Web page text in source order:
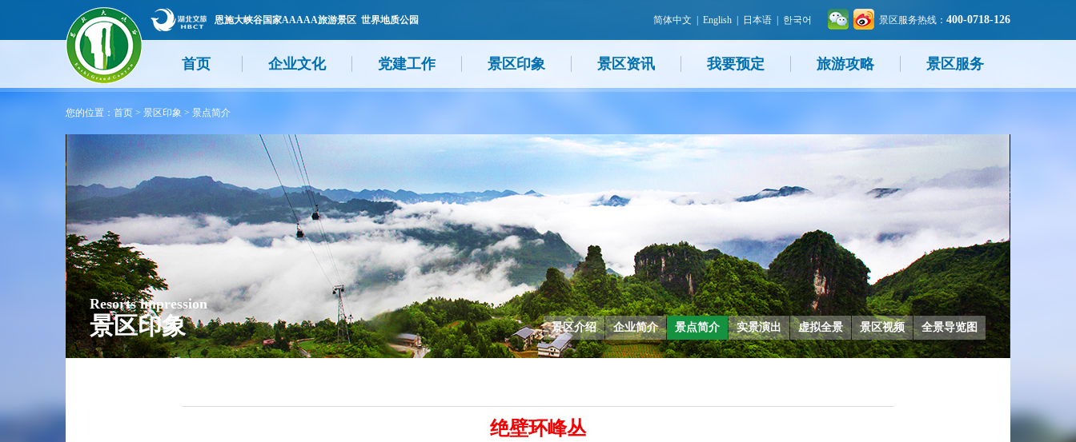
恩施大峡谷国家AAAAA旅游景区 世界地质公园 景区服务热线： 400-0718-126
简体中文 English 日本语 한국어
首页 企业文化 党建工作 景区印象 景区资讯 我要预定 旅游攻略 景区服务
您的位置： 首页 > 景区印象 > 景点简介
Resorts impression
景区印象 景区介绍 企业简介 景点简介 实景演出 虚拟全景 景区视频 全景导览图
绝壁环峰丛